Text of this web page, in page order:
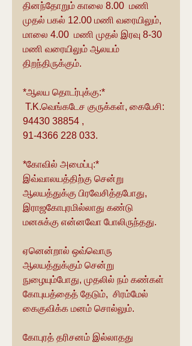
தினந்தோறும் காலை 8.00  மணி
முதல் பகல் 12.00 மணி வரையிலும்,
மாலை 4.00  மணி முதல் இரவு 8-30
மணி வரையிலும் ஆலயம்
திறந்திருக்கும்.
*ஆலய தொடர்புக்கு:*
94430 38854 ,
91-4366 228 033.
*கோவில் அமைப்பு:*
இவ்வாலயத்திற்கு சென்று
ஆலயத்துக்கு பிரவேசித்தபோது,
இராஜகோபுரமில்லாது கண்டு
மனசுக்கு என்னவோ போலிருந்தது.
ஏனென்றால் ஒவ்வொரு
ஆலயத்துக்கும் சென்று
நுழையும்போது, முதலில் நம் கண்கள்
கோபுயத்தைத் தேடும்,  சிரம்மேல்
கைகுவிக்க மனம் சொல்லும்.
கோபுரத் தரிசனம் இல்லாதது